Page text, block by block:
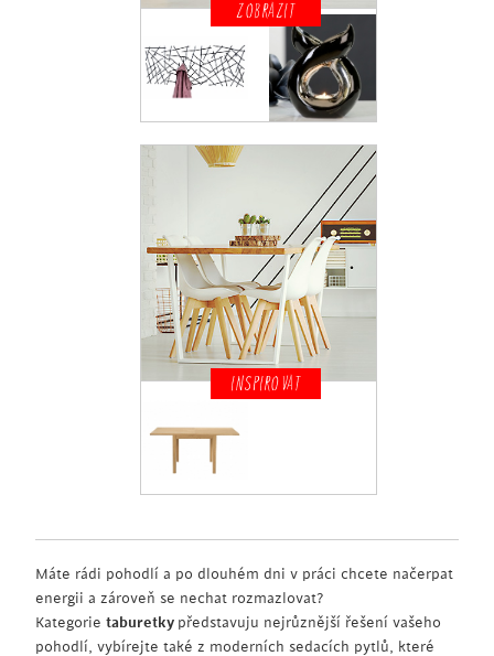
ZOBRAZIT
INSPIROVAT
Máte rádi pohodlí a po dlouhém dni v práci chcete načerpat
energii a zároveň se nechat rozmazlovat?
Kategorie taburetky představuju nejrůznější řešení vašeho
pohodlí, vybírejte také z moderních sedacích pytlů, které